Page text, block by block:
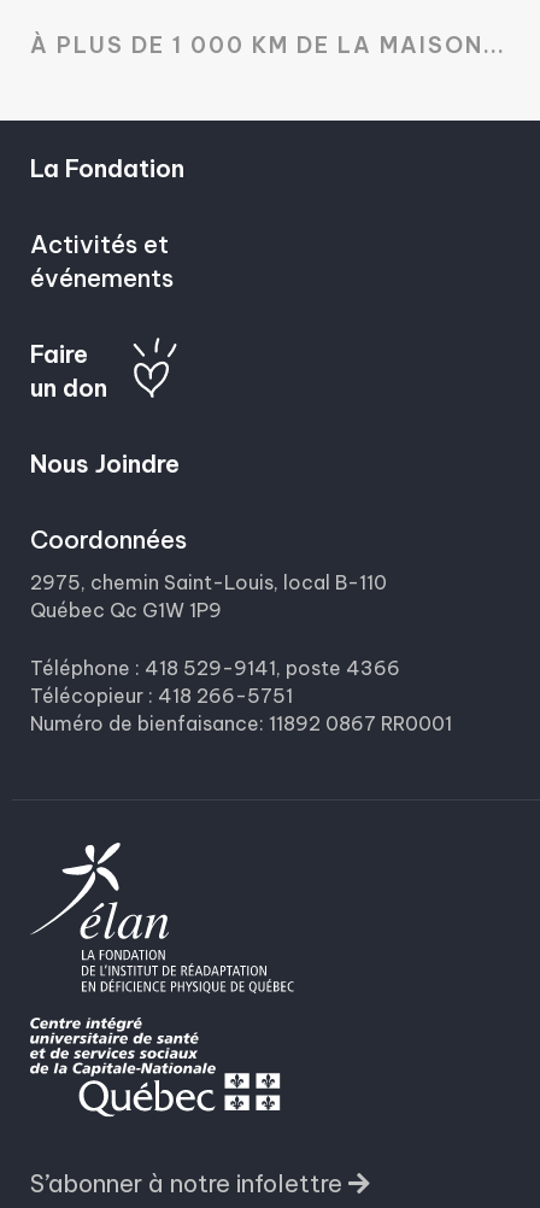
À PLUS DE 1 000 KM DE LA MAISON...
La Fondation
Activités et
événements
Faire
un don
Nous Joindre
Coordonnées
2975, chemin Saint-Louis, local B-110
Québec Qc G1W 1P9
Téléphone : 418 529-9141, poste 4366
Télécopieur : 418 266-5751
Numéro de bienfaisance: 11892 0867 RR0001
S’abonner à notre infolettre